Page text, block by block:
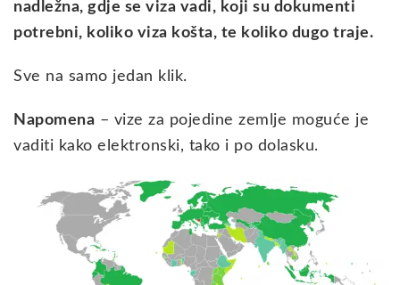
nadležna, gdje se viza vadi, koji su dokumenti
potrebni, koliko viza košta, te koliko dugo traje.
Sve na samo jedan klik.
Napomena – vize za pojedine zemlje moguće je
vaditi kako elektronski, tako i po dolasku.